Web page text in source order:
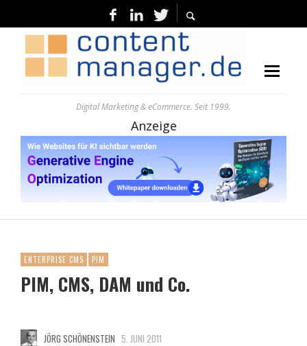
Digital Marketing & eCommerce. Seit 1999.
Anzeige
ENTERPRISE CMS PIM
PIM, CMS, DAM und Co.
JÖRG SCHÖNENSTEIN 5. JUNI 2011